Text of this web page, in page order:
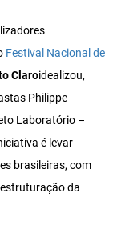
Festival Nacional de
Claroidealizou,
Philippe
Laboratório –
é levar
brasileiras, com
da